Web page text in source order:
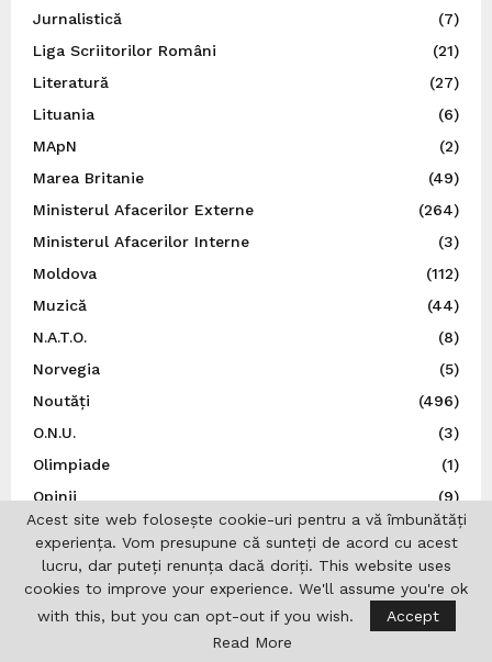
Jurnalistică
(7)
Liga Scriitorilor Români
(21)
Literatură
(27)
Lituania
(6)
MApN
(2)
Marea Britanie
(49)
Ministerul Afacerilor Externe
(264)
Ministerul Afacerilor Interne
(3)
Moldova
(112)
Muzică
(44)
N.A.T.O.
(8)
Norvegia
(5)
Noutăți
(496)
O.N.U.
(3)
Olimpiade
(1)
Opinii
(9)
Patronatul European al Femeilor de Afaceri
(1)
Personalități
(1)
Politică
(6)
Polonia
(22)
Acest site web folosește cookie-uri pentru a vă îmbunătăți
experiența. Vom presupune că sunteți de acord cu acest
lucru, dar puteți renunța dacă doriți. This website uses
cookies to improve your experience. We'll assume you're ok
with this, but you can opt-out if you wish.
Accept
Read More